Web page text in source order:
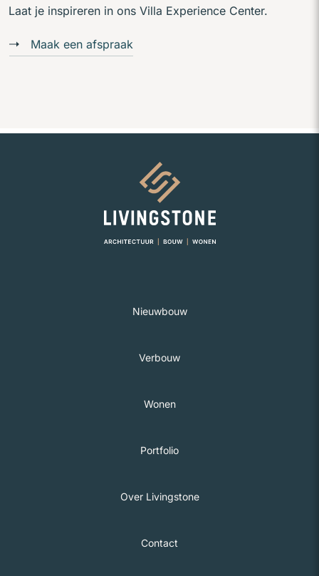
Laat je inspireren in ons Villa Experience Center.
Maak een afspraak
Naar homepage
Nieuwbouw
Verbouw
Wonen
Portfolio
Over Livingstone
Contact